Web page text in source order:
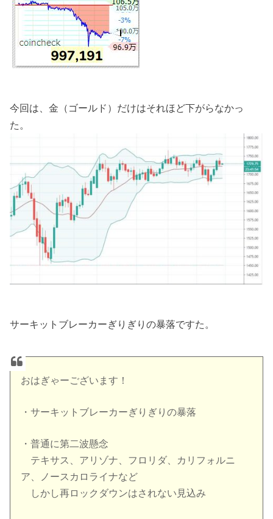
今回は、金（ゴールド）だけはそれほど下がらなかっ
た。
サーキットブレーカーぎりぎりの暴落ですた。
おはぎゃーございます！
・サーキットブレーカーぎりぎりの暴落
・普通に第二波懸念
テキサス、アリゾナ、フロリダ、カリフォルニ
ア、ノースカロライナなど
しかし再ロックダウンはされない見込み